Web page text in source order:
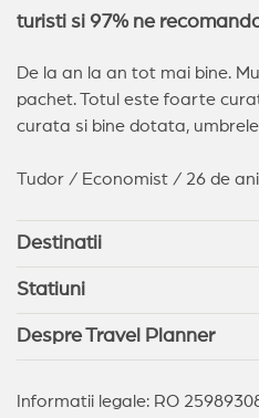
turisti si 97% ne
De la an la an tot mai bine.
pachet. Totul este foarte
curata si bine dotata,
Tudor / Economist / 26 de ani
Destinatii
Statiuni
Despre Travel Planner
Informatii legale: RO